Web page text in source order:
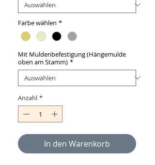
Farbe wählen *
Mit Muldenbefestigung (Hängemulde
oben am Stamm) *
Anzahl *
In den Warenkorb